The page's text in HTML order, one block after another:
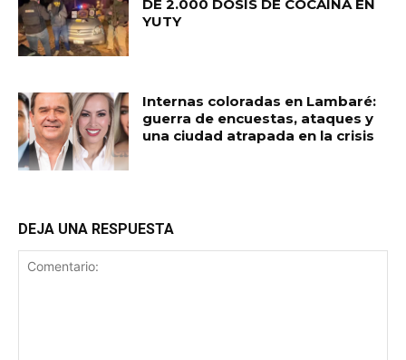
DE 2.000 DOSIS DE COCAÍNA EN
YUTY
Internas coloradas en Lambaré:
guerra de encuestas, ataques y
una ciudad atrapada en la crisis
DEJA UNA RESPUESTA